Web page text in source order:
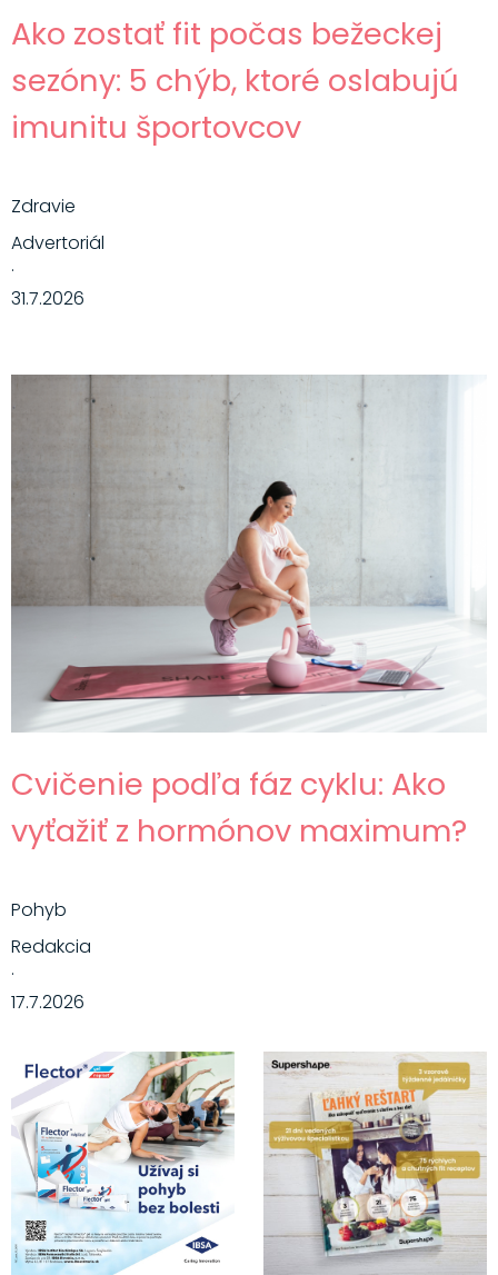
Ako zostať fit počas bežeckej
sezóny: 5 chýb, ktoré oslabujú
imunitu športovcov
Zdravie
Advertoriál
·
31.7.2026
Cvičenie podľa fáz cyklu: Ako
vyťažiť z hormónov maximum?
Pohyb
Redakcia
·
17.7.2026